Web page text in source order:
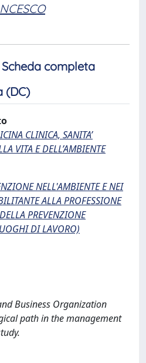
Scheda completa
(DC)
CLINICA, SANITA’
VITA E DELL’AMBIENTE
NELL'AMBIENTE E NEI
ALLA PROFESSIONE
PREVENZIONE
DI LAVORO)
Business Organization
path in the management